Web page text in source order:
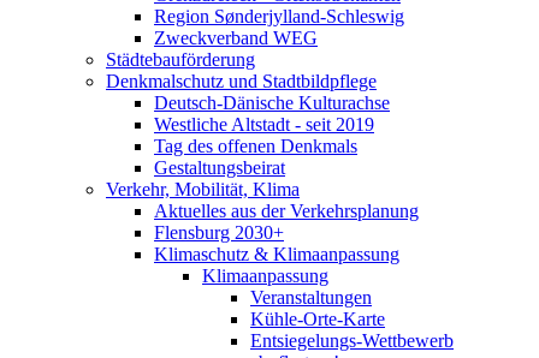
Region Sønderjylland-Schleswig
Zweckverband WEG
Städtebauförderung
Denkmalschutz und Stadtbildpflege
Deutsch-Dänische Kulturachse
Westliche Altstadt - seit 2019
Tag des offenen Denkmals
Gestaltungsbeirat
Verkehr, Mobilität, Klima
Aktuelles aus der Verkehrsplanung
Flensburg 2030+
Klimaschutz & Klimaanpassung
Klimaanpassung
Veranstaltungen
Kühle-Orte-Karte
Entsiegelungs-Wettbewerb